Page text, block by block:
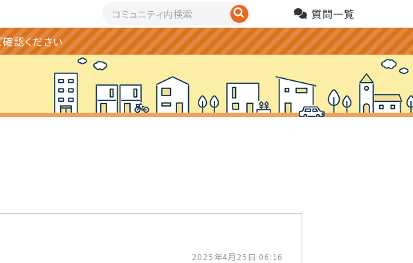
質問一覧
認ください
2025年4月25日 06:16